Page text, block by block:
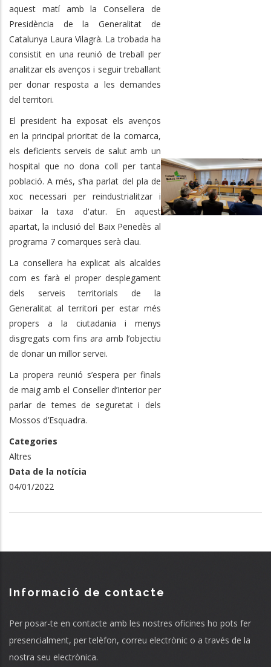
aquest matí amb la Consellera de
Presidència de la Generalitat de
Catalunya Laura Vilagrà. La trobada ha
consistit en una reunió de treball per
analitzar els avenços i seguir treballant
per donar resposta a les demandes
del territori.
El president ha exposat els avenços
en la principal prioritat de la comarca,
els deficients serveis de salut amb un
hospital que no dona coll per tanta
població. A més, s’ha parlat del pla de
xoc necessari per reindustrialitzar i
baixar la taxa d'atur. En aquest
apartat, la inclusió del Baix Penedès al
programa 7 comarques serà clau.
La consellera ha explicat als alcaldes
com es farà el proper desplegament
dels serveis territorials de la
Generalitat al territori per estar més
propers a la ciutadania i menys
disgregats com fins ara amb l’objectiu
de donar un millor servei.
La propera reunió s’espera per finals
de maig amb el Conseller d’Interior per
parlar de temes de seguretat i dels
Mossos d’Esquadra.
Categories
Altres
Data de la notícia
04/01/2022
Informació de contacte
Per posar-te en contacte amb les nostres oficines ho pots fer
presencialment, per telèfon, correu electrònic o a través de la
nostra seu electrònica.